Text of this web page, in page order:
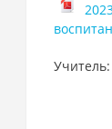
Учитель: